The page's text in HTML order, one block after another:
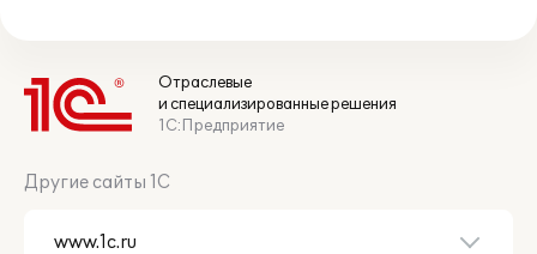
Отраслевые
и специализированные решения
1С:Предприятие
Другие сайты 1С